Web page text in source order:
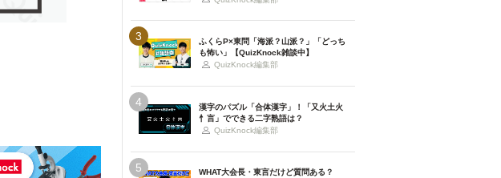
3
ふくらP×東問「海派？山派？」「どっち
も怖い」【QuizKnock雑談中】
QuizKnock編集部
4
漢字のパズル「合体漢字」！「又火土火
忄言」でできる二字熟語は？
QuizKnock編集部
5
WHAT大会長・東言だけど質問ある？